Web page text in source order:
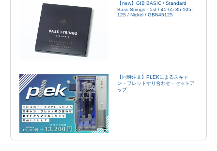
【new】GIB BASIC / Standard
Bass Strings - 5st / 45-65-85-105-
125 / Nickel / GBN45125
【同時注文】PLEKによるスキャ
ン・フレットすり合わせ・セットア
ップ